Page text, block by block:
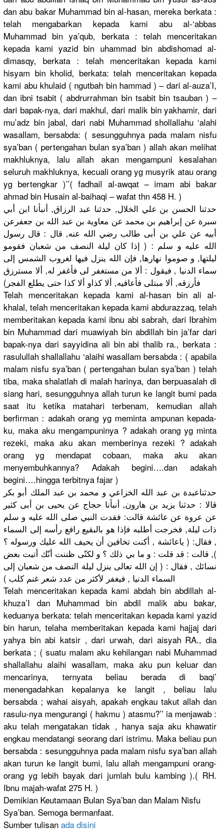
dan abu bakar Muhammad bin al-hasan, mereka berkata :
telah mengabarkan kepada kami abu al-‘abbas
Muhammad bin ya’qub, berkata : telah menceritakan
kepada kami yazid bin uhammad bin abdishomad al-
dimasqy, berkata : telah menceritakan kepada kami
hisyam bin kholid, berkata: telah menceritakan kepada
kami abu khulaid ( ngutbah bin hammad ) – dari al-auza’I,
dan ibni tsabit ( abdrurrahman bin tsabit bin tsauban ) –
dari bapak-nya, dari makhul, dari malik bin yakhamir, dari
mu’adz bin jabal, dari nabi Muhammad shollallahu ‘alahi
wasallam, bersabda: ( sesungguhnya pada malam nisfu
sya’ban ( pertengahan bulan sya’ban ) allah akan melihat
makhluknya, lalu allah akan mengampuni kesalahan
seluruh makhluknya, kecuali orang yg musyrik atau orang
yg bertengkar )’’( fadhail al-awqat – imam abi bakar
ahmad bin Husain al-baihaqi – wafat thn 458 H. )
حدثنا الحسن بن علي الخلال, حدثنا عبد الرزاق, أنبأنا ابن أبي
سبرة عن إبراهيم بن محمد عن معاوية بن عبد الله بن جعفرعن
أبيه عن علي بن أبى طالب رضي الله عنه, قال : قال رسول
الله عليه و سلم : ( إذا كان ليلة النصف من شعبان فقومو
ليلتها, و صوموا نهارها, فإن الله ينزل فيها لغروب الشمس إلى
سماء الدنيا , فيقول : ألا من مستغفر لى فأغفر له, ألا مسترزق
فأرزقه, ألا مبتلى فأعافيه, ألا كذاو ألا كذا حتى يطلع الفجر)
Telah menceritakan kepada kami al-hasan bin ali al-
khalal, telah menceritakan kepada kami abdurazzaq, telah
memberitakan kepada kami ibnu abi sabrah, dari Ibrahim
bin Muhammad dari muawiyah bin abdillah bin ja’far dari
bapak-nya dari sayyidina ali bin abi thalib ra., berkata :
rasulullah shallallahu ‘alaihi wasallam bersabda : ( apabila
malam nisfu sya’ban ( pertengahan bulan sya’ban ) telah
tiba, maka shalatlah di malah harinya, dan berpuasalah di
siang hari, sesungguhnya allah turun ke langit bumi pada
saat itu ketika matahari terbenam, kemudian allah
berfirman : adakah orang yg meminta ampunan kepada-
ku, maka aku mengampuninya ? adakah orang yg minta
rezeki, maka aku akan memberinya rezeki ? adakah
orang yg mendapat cobaan, maka aku akan
menyembuhkannya? Adakah begini….dan adakah
begini….hingga terbitnya fajar )
حدثناعبدة بن عبد الله الخزاعي و محمد بن عبد الملك أبو بكر
قالا : حدثنا يزيد بن هارون, أنبأنا حجاج عن يحيى بن أبى كثير
عن عروة عن عائشة قالت: فقدت النبي صلى الله عليه و سلم
ذات ليلة, فخرجت أطلبه فإذا هو بالبقيع رافع رأسه إلى السماء
, فقال: ( ياعائشة , أكنت تخافين أن يحيف الله عليك ورسوله ؟
), قالت : قد قلت : و ما بي ذلك ؟ و لكنّى ظننت أنّك أتيت بعض
نسائك , فقال : ( إن الله تعالى ينزل ليلة النصف من شعبان إلى
السماء الدنيا , فيغفر لأكثر من عدد شعر غنم كلب )
Telah menceritakan kepada kami abdah bin abdillah al-
khuza’I dan Muhammad bin abdil malik abu bakar,
keduanya berkata: telah menceritakan kepada kami yazid
bin harun, telaha memberitakan kepada kami hajjaj dari
yahya bin abi katsir , dari urwah, dari aisyah RA., dia
berkata ; ( suatu malam aku kehilangan nabi Muhammad
shallallahu alaihi wasallam, maka aku pun keluar dan
mencarinya, ternyata beliau berada di baqi’
menengadahkan kepalanya ke langit , beliau lalu
bersabda ; wahai aisyah, apakah engkau takut allah dan
rasulu-nya mengurangi ( hakmu ) atasmu?’’ ia menjawab :
aku telah mengatakan tidak , hanya saja aku khawatir
engkau mendatangi seorang dari istrimu. Maka beliau pun
bersabda : sesungguhnya pada malam nisfu sya’ban allah
akan turun ke langit bumi, lalu allah mengampuni orang-
orang yg lebih bayak dari jumlah bulu kambing ).( RH.
Ibnu majah-wafat 275 H. )
Demikian Keutamaan Bulan Sya’ban dan Malam Nisfu
Sya’ban. Semoga bermanfaat.
Sumber tulisan ada disini